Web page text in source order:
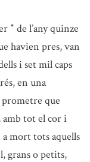
* de l’any quinze
havien pres, van
i set mil caps
en una
prometre que
amb tot el cor i
mort tots aquells
grans o petits,